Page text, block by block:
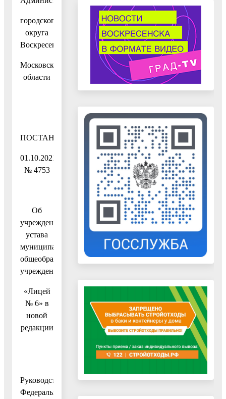
городского
округа
Воскресенск
Московской
области
ПОСТАНОВЛЕНИЕ
01.10.2021
№ 4753
Об
учреждении
устава
муниципального
общеобразовательного
учреждения
«Лицей
№ 6» в
новой
редакции
Руководствуясь
Федеральным